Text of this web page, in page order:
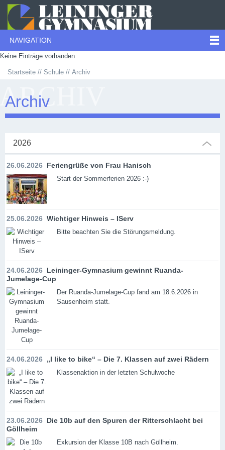
NAVIGATION
Keine Einträge vorhanden
Startseite Schule Archiv
Archiv
2026
26.06.2026 Feriengrüße von Frau Hanisch
Start der Sommerferien 2026 :-)
25.06.2026 Wichtiger Hinweis – IServ
Bitte beachten Sie die Störungsmeldung.
24.06.2026 Leininger-Gymnasium gewinnt Ruanda-
Jumelage-Cup
Der Ruanda-Jumelage-Cup fand am 18.6.2026 in
Sausenheim statt.
24.06.2026 „I like to bike“ – Die 7. Klassen auf zwei Rädern
Klassenaktion in der letzten Schulwoche
23.06.2026 Die 10b auf den Spuren der Ritterschlacht bei
Göllheim
Exkursion der Klasse 10B nach Göllheim.